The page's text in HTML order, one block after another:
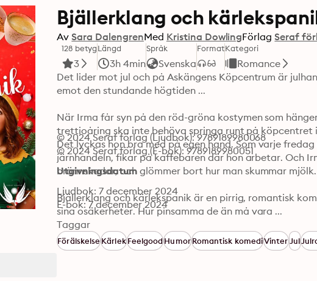
Bjällerklang och
Av Sara DalengrenMed Kristina DowlingFörlag Seraf
128 betyg
3
Längd
3h 4min
Språk
Svenska
FormatKategori
Romance
Det lider mot jul och på Askängens Köpcentrum är
emot den stundande högtiden ...⁠
När Irma får syn på den röd-gröna kostymen som
trettioåring ska inte behöva springa runt på
Det lyckas hon bra med på egen hand. Som varje
järnhandeln, fikar på kaffebaren där hon arbetar. Och
brännskador, och glömmer bort hur man skummar mjölk. ⁠
Bjällerklang och kärlekspanik är en pirrig, romantisk
sina osäkerheter. Hur pinsamma de än må vara ...
© 2024 Seraf förlag (Ljudbok): 9789189980068
© 2024 Seraf förlag (E-bok): 9789189980051
Utgivningsdatum
Ljudbok: 7 december 2024
E-bok: 7 december 2024
Taggar
FörälskelseKärlekFeelgoodHumorRomantisk komediVinterJul